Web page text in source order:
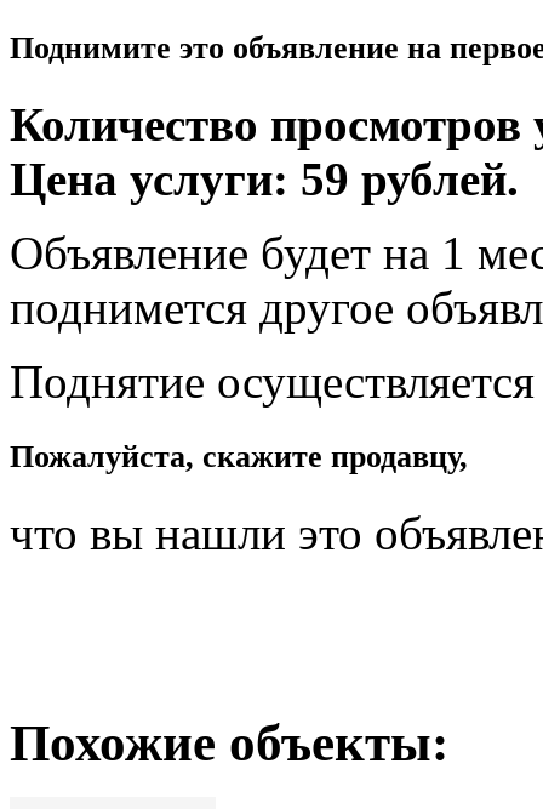
Поднимите это объявление на
Количество просмотров
Цена услуги: 59 рублей.
Объявление будет на 1
поднимется другое
Поднятие
Пожалуйста, скажите продавцу,
что вы нашли это
Похожие объекты: